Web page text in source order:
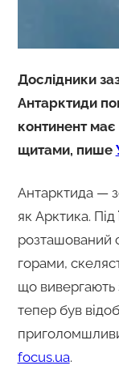
Дослідники
Антарктиди
континент
щитами, пише
Антарктида —
як Арктика.
розташований
горами,
що вивергають
тепер був
focus.ua.